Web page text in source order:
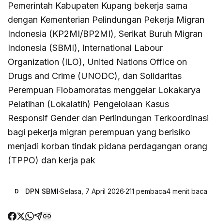
Pemerintah Kabupaten Kupang bekerja sama
dengan Kementerian Pelindungan Pekerja Migran
Indonesia (KP2MI/BP2MI), Serikat Buruh Migran
Indonesia (SBMI), International Labour
Organization (ILO), United Nations Office on
Drugs and Crime (UNODC), dan Solidaritas
Perempuan Flobamoratas menggelar Lokakarya
Pelatihan (Lokalatih) Pengelolaan Kasus
Responsif Gender dan Perlindungan Terkoordinasi
bagi pekerja migran perempuan yang berisiko
menjadi korban tindak pidana perdagangan orang
(TPPO) dan kerja pak
D DPN SBMI·Selasa, 7 April 2026·211 pembaca4 menit baca